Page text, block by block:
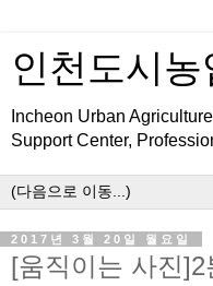
인천도시
Incheon Urban
Support Center,
2017년 3월 20일 월요일
[움직이는 사진